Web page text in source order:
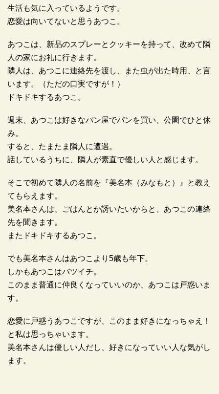
生活も気に入っているようです。
恋愛は向いてないと思うあつこ。
あつこは、新品のスプレーとクッキーを持って、改めて隣
人の家にお礼に行きます。
隣人は、あつこに連絡先を渡し、また虫が出た時用、と言
います。（ただの口実ですが！）
ドキドキするあつこ。
週末、あつこは好きなパン屋でパンを買い、公園でひと休
み。
すると、たまたま隣人に遭遇。
話しているうちに、隣人が素直で優しい人と感じます。
そこで初めて隣人の名前を『美名本（みなもと）』と教え
てもらえます。
美名本さんは、ごはんとか誘いたいからと、あつこの連絡
先を聞きます。
またドキドキするあつこ。
でも美名本さんはあつこより5歳も年下。
しかもあつこはバツイチ。
このまま普通に仲良くなっていいのか、あつこは戸惑いま
す。
恋愛に戸惑うあつこですが、このまま好きになっちゃえ！
と私は思っちゃいます。
美名本さんは優しい人だし、好きになっていい人な気がし
ます。